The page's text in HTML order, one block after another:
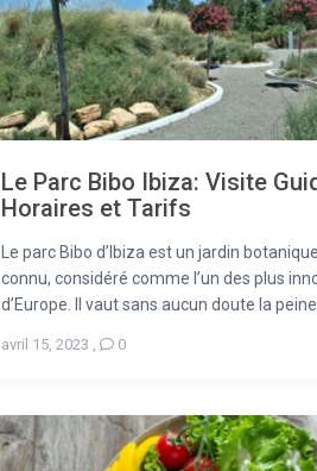
Le Parc Bibo Ibiza: Visite
Horaires et Tarifs
Le parc Bibo d’Ibiza est un jardin
connu, considéré comme l’un des plus
d’Europe. Il vaut sans aucun doute la peine
avril 15, 2023 , 0